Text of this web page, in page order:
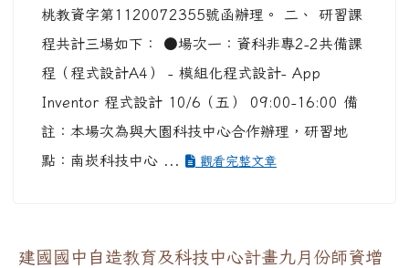
桃教資字第1120072355號函辦理。 二、 研習課
程共計三場如下： ●場次一：資科非專2-2共備課
程（程式設計A4） - 模組化程式設計- App
Inventor 程式設計 10/6（五） 09:00-16:00 備
註：本場次為與大園科技中心合作辦理，研習地
點：南崁科技中心 ...
觀看完整文章
建國國中自造教育及科技中心計畫九月份師資增